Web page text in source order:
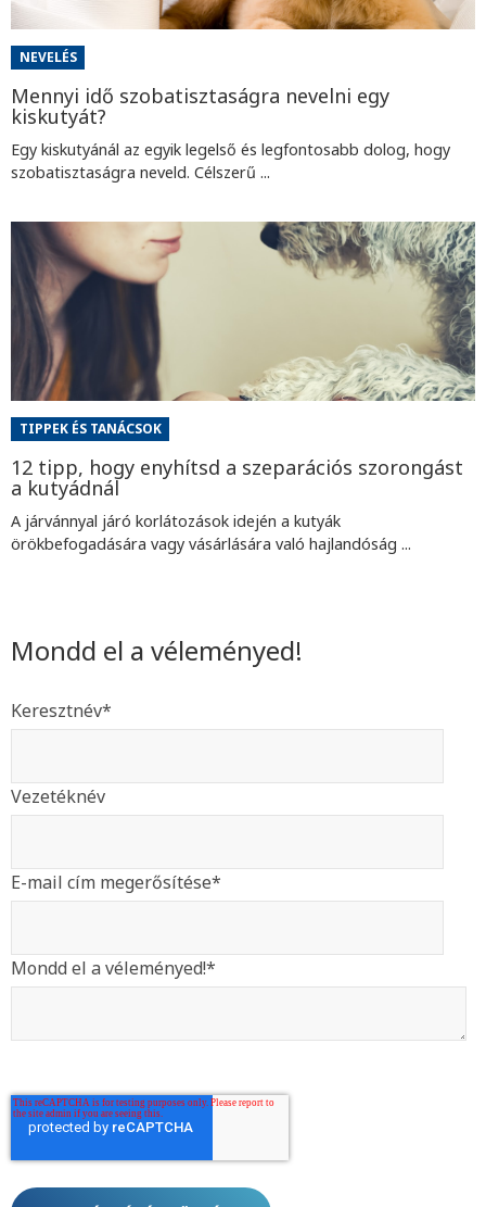
NEVELÉS
Mennyi idő szobatisztaságra nevelni egy
kiskutyát?
Egy kiskutyánál az egyik legelső és legfontosabb dolog, hogy
szobatisztaságra neveld. Célszerű ...
TIPPEK ÉS TANÁCSOK
12 tipp, hogy enyhítsd a szeparációs szorongást
a kutyádnál
A járvánnyal járó korlátozások idején a kutyák
örökbefogadására vagy vásárlására való hajlandóság ...
Mondd el a véleményed!
Keresztnév*
Vezetéknév
E-mail cím megerősítése*
Mondd el a véleményed!*